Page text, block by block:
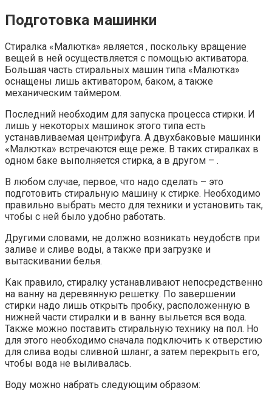
Подготовка машинки
Стиралка «Малютка» является , поскольку вращение
вещей в ней осуществляется с помощью активатора.
Большая часть стиральных машин типа «Малютка»
оснащены лишь активатором, баком, а также
механическим таймером.
Последний необходим для запуска процесса стирки. И
лишь у некоторых машинок этого типа есть
устанавливаемая центрифуга. А двухбаковые машинки
«Малютка» встречаются еще реже. В таких стиралках в
одном баке выполняется стирка, а в другом – .
В любом случае, первое, что надо сделать – это
подготовить стиральную машину к стирке. Необходимо
правильно выбрать место для техники и установить так,
чтобы с ней было удобно работать.
Другими словами, не должно возникать неудобств при
заливе и сливе воды, а также при загрузке и
вытаскивании белья.
Как правило, стиралку устанавливают непосредственно
на ванну на деревянную решетку. По завершении
стирки надо лишь открыть пробку, расположенную в
нижней части стиралки и в ванну выльется вся вода.
Также можно поставить стиральную технику на пол. Но
для этого необходимо сначала подключить к отверстию
для слива воды сливной шланг, а затем перекрыть его,
чтобы вода не выливалась.
Воду можно набрать следующим образом: